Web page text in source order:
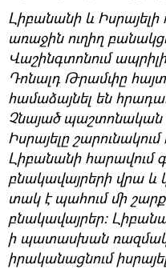
Լիբանանի և
առաջին ուղիղ
Վաշինգտոնում
Դոնալդ Թրամփը
համաձայնել են
Չնայած պաշտոնական
Իսրայելը
Լիբանանի հարավում
բնակավայրերի վրա և
տակ է պահում մի
բնակավայրեր:
ի պատասխան
իրականացնում